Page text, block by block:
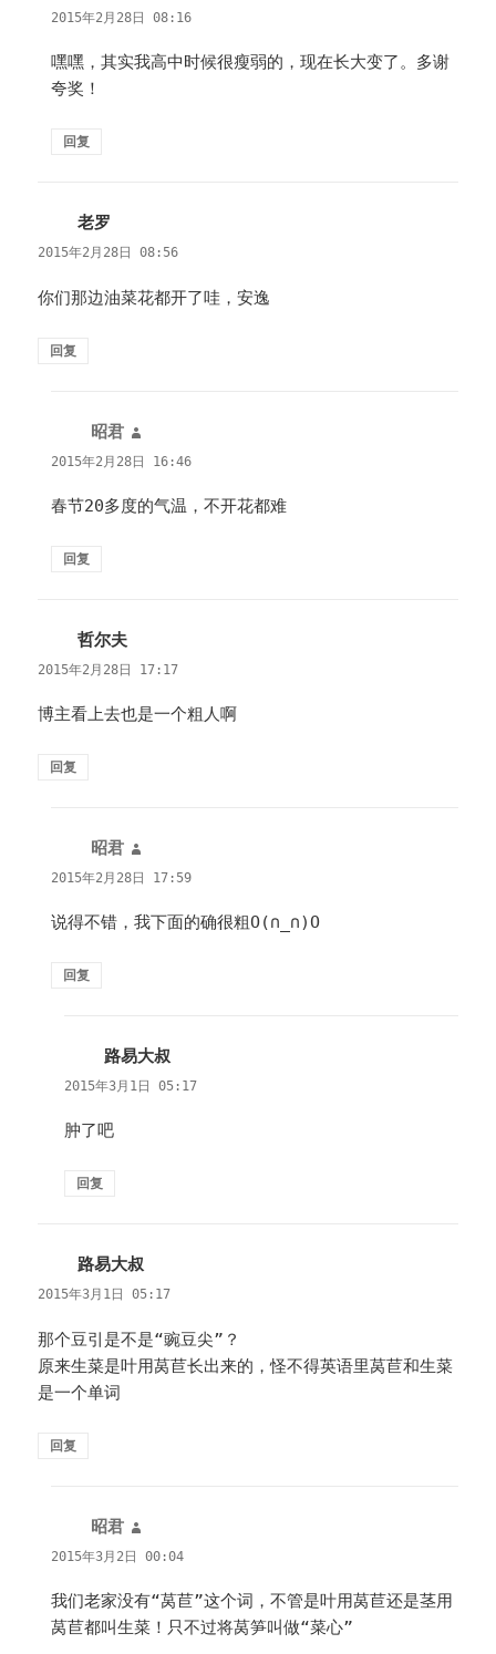
道：
2015年2月28日 08:16
嘿嘿，其实我高中时候很瘦弱的，现在长大变了。多谢
夸奖！
回复
老罗
道：
2015年2月28日 08:56
你们那边油菜花都开了哇，安逸
回复
昭君
道：
2015年2月28日 16:46
春节20多度的气温，不开花都难
回复
哲尔夫
道：
2015年2月28日 17:17
博主看上去也是一个粗人啊
回复
昭君
道：
2015年2月28日 17:59
说得不错，我下面的确很粗O(∩_∩)O
回复
路易大叔
道：
2015年3月1日 05:17
肿了吧
回复
路易大叔
道：
2015年3月1日 05:17
那个豆引是不是“豌豆尖”？
原来生菜是叶用莴苣长出来的，怪不得英语里莴苣和生菜
是一个单词
回复
昭君
道：
2015年3月2日 00:04
我们老家没有“莴苣”这个词，不管是叶用莴苣还是茎用
莴苣都叫生菜！只不过将莴笋叫做“菜心”